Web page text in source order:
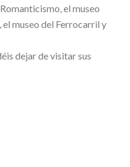
el museo
museo del Ferrocarril y
dejar de visitar sus